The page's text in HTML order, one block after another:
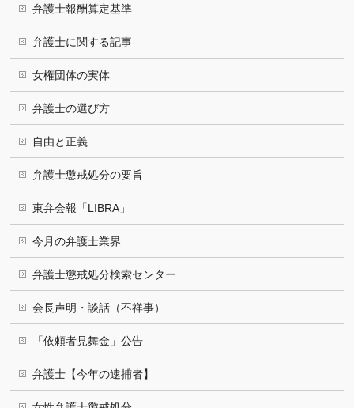
弁護士報酬算定基準
弁護士に関する記事
女権団体の実体
弁護士の選び方
自由と正義
弁護士懲戒処分の要旨
東弁会報「LIBRA」
今月の弁護士業界
弁護士懲戒処分検索センター
会長声明・談話（不祥事）
「依頼者見舞金」公告
弁護士【今年の逮捕者】